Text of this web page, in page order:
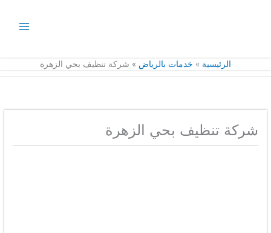
الرئيسية خدمات بالرياض شركة تنظيف بحي الزهرة
شركة تنظيف بحي الزهرة